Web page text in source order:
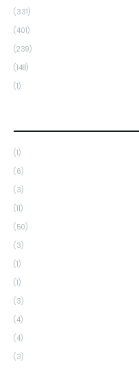
(331)
(401)
(239)
(148)
(1)
(1)
(6)
(3)
(11)
(50)
(3)
(1)
(1)
(3)
(4)
(4)
(3)